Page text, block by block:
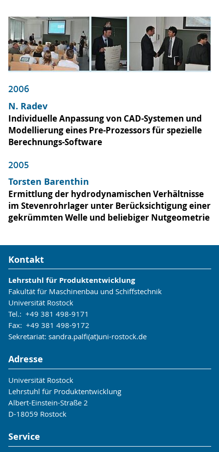
2006
N. Radev
Individuelle Anpassung von CAD-Systemen und
Modellierung eines Pre-Prozessors für spezielle
Berechnungs-Software
2005
Torsten Barenthin
Ermittlung der hydrodynamischen Verhältnisse
im Stevenrohrlager unter Berücksichtigung einer
gekrümmten Welle und beliebiger Nutgeometrie
Kontakt
Lehrstuhl für Produktentwicklung
Fakultät für Maschinenbau und Schiffstechnik
Universität Rostock
Tel.: +49 381 498-9171
Fax: +49 381 498-9172
Sekretariat: sandra.palfi(at)uni-rostock.de
Adresse
Universität Rostock
Lehrstuhl für Produktentwicklung
Albert-Einstein-Straße 2
D-18059 Rostock
Service